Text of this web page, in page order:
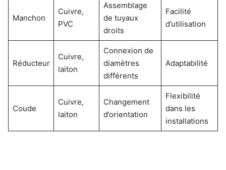
Manchon
Cuivre,
PVC
Assemblage
de tuyaux
droits
Facilité
d’utilisation
Réducteur
Cuivre,
laiton
Connexion de
diamètres
différents
Adaptabilité
Coude
Cuivre,
laiton
Changement
d’orientation
Flexibilité
dans les
installations